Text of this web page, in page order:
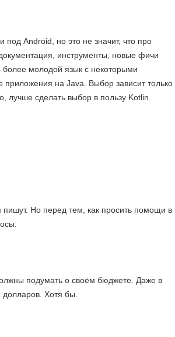
под Android, но это не значит, что про
инструменты, новые фичи
молодой язык с некоторыми
на Java. Выбор зависит только
лучше сделать выбор в пользу Kotlin.
Но перед тем, как просить помощи в
подумать о своём бюджете. Даже в
долларов. Хотя бы.